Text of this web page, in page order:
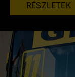
RÉSZLETEK